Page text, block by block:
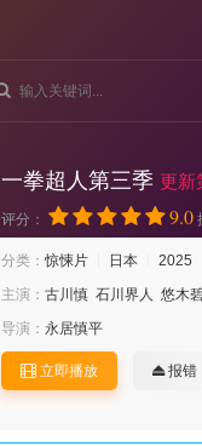
一拳超人第三季 更新
评分： 9.0
分类：惊悚片 日本
2025
主演： 古川慎 石川界人 悠木
导演： 永居慎平
立即播放 报错